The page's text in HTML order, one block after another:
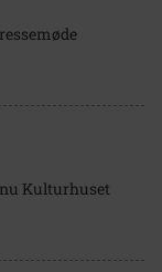
Kulturhuset